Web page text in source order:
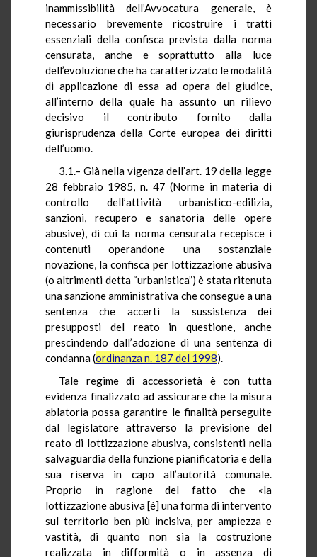
inammissibilità dell’Avvocatura generale, è
necessario brevemente ricostruire i tratti
essenziali della confisca prevista dalla norma
censurata, anche e soprattutto alla luce
dell’evoluzione che ha caratterizzato le modalità
di applicazione di essa ad opera del giudice,
all’interno della quale ha assunto un rilievo
decisivo il contributo fornito dalla
giurisprudenza della Corte europea dei diritti
dell’uomo.
3.1.– Già nella vigenza dell’art. 19 della legge
28 febbraio 1985, n. 47 (Norme in materia di
controllo dell’attività urbanistico-edilizia,
sanzioni, recupero e sanatoria delle opere
abusive), di cui la norma censurata recepisce i
contenuti operandone una sostanziale
novazione, la confisca per lottizzazione abusiva
(o altrimenti detta “urbanistica”) è stata ritenuta
una sanzione amministrativa che consegue a una
sentenza che accerti la sussistenza dei
presupposti del reato in questione, anche
prescindendo dall’adozione di una sentenza di
condanna (ordinanza n. 187 del 1998).
Tale regime di accessorietà è con tutta
evidenza finalizzato ad assicurare che la misura
ablatoria possa garantire le finalità perseguite
dal legislatore attraverso la previsione del
reato di lottizzazione abusiva, consistenti nella
salvaguardia della funzione pianificatoria e della
sua riserva in capo all’autorità comunale.
Proprio in ragione del fatto che «la
lottizzazione abusiva [è] una forma di intervento
sul territorio ben più incisiva, per ampiezza e
vastità, di quanto non sia la costruzione
realizzata in difformità o in assenza di